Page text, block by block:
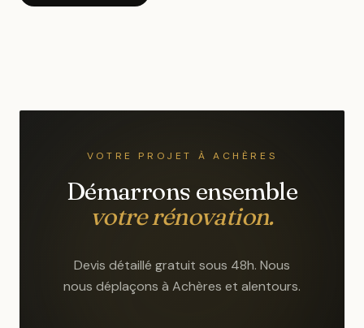
VOTRE PROJET À ACHÈRES
Démarrons ensemble
votre rénovation.
Devis détaillé gratuit sous 48h. Nous
nous déplaçons à Achères et alentours.